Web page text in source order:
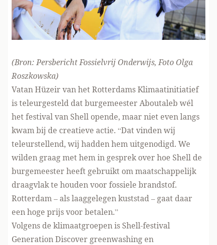
(Bron: PersberichtFossielvrij Onderwijs, Foto Olga
Roszkowska)
Vatan Hüzeir van het Rotterdams Klimaatinitiatief
is teleurgesteld dat burgemeester Aboutaleb wél
het festival van Shell opende, maar niet even langs
kwam bij de creatieve actie. “Dat vinden wij
teleurstellend, wij hadden hem uitgenodigd. We
wilden graag met hem in gesprek over hoe Shell de
burgemeester heeft gebruikt om maatschappelijk
draagvlak te houden voor fossiele brandstof.
Rotterdam – als laaggelegen kuststad – gaat daar
een hoge prijs voor betalen.”
Volgens de klimaatgroepen is Shell-festival
Generation Discover greenwashing en